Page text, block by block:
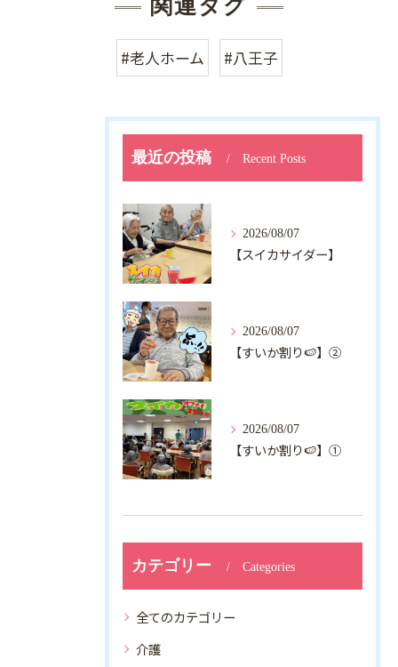
関連タグ
#老人ホーム #八王子
カテゴリー Categories
全てのカテゴリー
介護
最近の投稿 Recent Posts
2026/08/07
【スイカサイダー】
2026/08/07
【すいか割り🍉】②
2026/08/07
【すいか割り🍉】①